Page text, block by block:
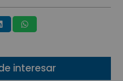
interesar